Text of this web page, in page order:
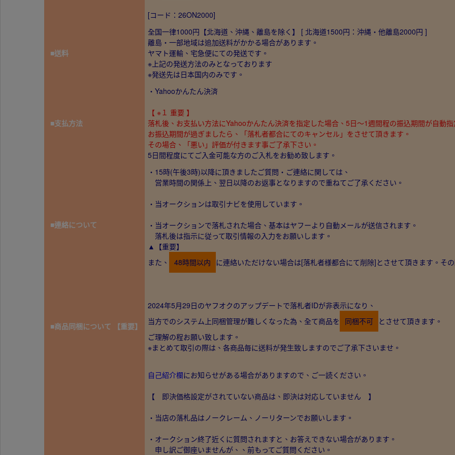
[コード：26ON2000]
■送料
全国一律1000円【北海道、沖縄、離島を除く】 [ 北海道1500円：沖縄・他離島2000円 ]
離島・一部地域は追加送料がかかる場合があります。
ヤマト運輸、宅急便にての発送です。
※上記の発送方法のみとなっております
※発送先は日本国内のみです。
■支払方法
・Yahooかんたん決済
【 ※１ 重要 】
落札後、お支払い方法にYahooかんたん決済を指定した場合、5日～1週間程の振込期間が自動指
お振込期間が過ぎましたら、「落札者都合にてのキャンセル」をさせて頂きます。
その場合、「悪い」評価が付きます事ご了承下さい。
5日間程度にてご入金可能な方のご入札をお勧め致します。
■連絡について
・15時(午後3時)以降に頂きましたご質問・ご連絡に関しては、
営業時間の関係上、翌日以降のお返事となりますので重ねてご了承ください。
・当オークションは取引ナビを使用しています。
・当オークションで落札された場合、基本はヤフーより自動メールが送信されます。
落札後は指示に従って取引情報の入力をお願いします。
▲【重要】
また、
48時間以内 に連絡いただけない場合は[落札者様都合にて削除]とさせて頂きます。そ
■商品同梱について 【重要】
2024年5月29日のヤフオクのアップデートで落札者IDが非表示になり、
当方でのシステム上同梱管理が難しくなった為、全て商品を
同梱不可
とさせて頂きます。
ご理解の程お願い致します。
※まとめて取引の際は、各商品毎に送料が発生致しますのでご了承下さいませ。
自己紹介欄にお知らせがある場合がありますので、ご一読ください。
【 即決価格設定がされていない商品は、即決は対応していません 】
・当店の落札品はノークレーム、ノーリターンでお願いします。
・オークション終了近くに質問されますと、お答えできない場合があります。
申し訳ご御座いませんが、、前もってご質問ください。